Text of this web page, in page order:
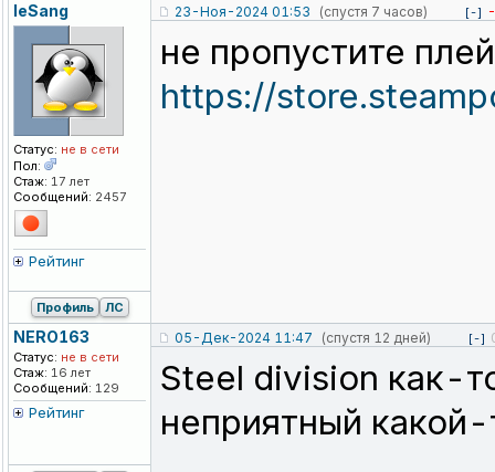
leSang
Статус: не в сети
Пол:
Стаж: 17 лет
Сообщений: 2457
Рейтинг
23-Ноя-2024 01:53 (спустя 7 часов) [-]
не пропустите
https://
Профиль ЛС
NERO163
Статус: не в сети
Стаж: 16 лет
Сообщений: 129
Рейтинг
05-Дек-2024 11:47 (спустя 12 дней) [-]
Steel division как-
неприятный